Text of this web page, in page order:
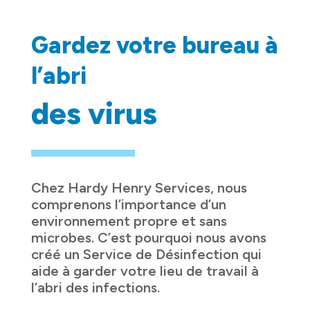
Gardez votre bureau à
l’abri
des virus
Chez Hardy Henry Services, nous
comprenons l’importance d’un
environnement propre et sans
microbes. C’est pourquoi nous avons
créé un Service de Désinfection qui
aide à garder votre lieu de travail à
l’abri des infections.